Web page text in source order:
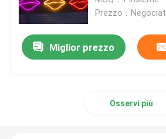
insegna al neon principale
Prezzo：
Miglior prezzo
Osservi più